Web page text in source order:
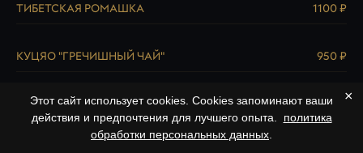
ТИБЕТСКАЯ РОМАШКА 1100 ₽
КУЦЯО "ГРЕЧИШНЫЙ ЧАЙ" 950 ₽
×
Этот сайт использует cookies. Cookies запоминают ваши
действия и предпочтения для лучшего опыта.
политика
обработки персональных данных